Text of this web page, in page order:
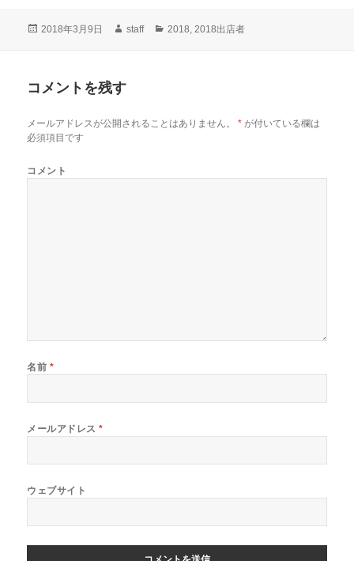
投
2018年3月9日
作
staff
カ
2018,2018出店者
コメントを残す
メールアドレスが公開されることはありません。 * が付いている欄は
必須項目です
コメント
名前 *
メールアドレス*
ウェブサイト